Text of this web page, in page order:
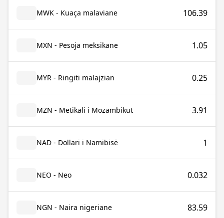
MWK - Kuaça malaviane 106.39
MXN - Pesoja meksikane 1.05
MYR - Ringiti malajzian 0.25
MZN - Metikali i Mozambikut 3.91
NAD - Dollari i Namibisë 1
NEO - Neo 0.032
NGN - Naira nigeriane 83.59